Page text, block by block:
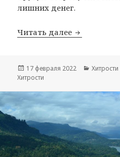
лишних денег.
Читать далее
Опубликовано
17 февраля 2022 Рубрики
Хитрости
Хитрости